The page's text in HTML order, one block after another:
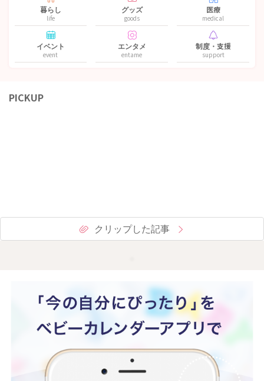
暮らし
life
グッズ
goods
医療
medical
イベント
event
エンタメ
entame
制度・支援
support
PICKUP
クリップした記事